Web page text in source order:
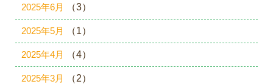
2025年6月 （3）
2025年5月 （1）
2025年4月 （4）
2025年3月 （2）